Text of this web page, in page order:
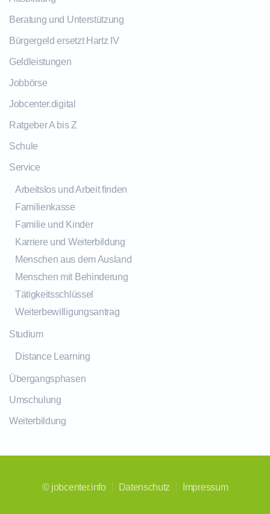
Beratung und Unterstützung
Bürgergeld ersetzt Hartz IV
Geldleistungen
Jobbörse
Jobcenter.digital
Ratgeber A bis Z
Schule
Service
Arbeitslos und Arbeit finden
Familienkasse
Familie und Kinder
Karriere und Weiterbildung
Menschen aus dem Ausland
Menschen mit Behinderung
Tätigkeitsschlüssel
Weiterbewilligungsantrag
Studium
Distance Learning
Übergangsphasen
Umschulung
Weiterbildung
© jobcenter.info Datenschutz Impressum